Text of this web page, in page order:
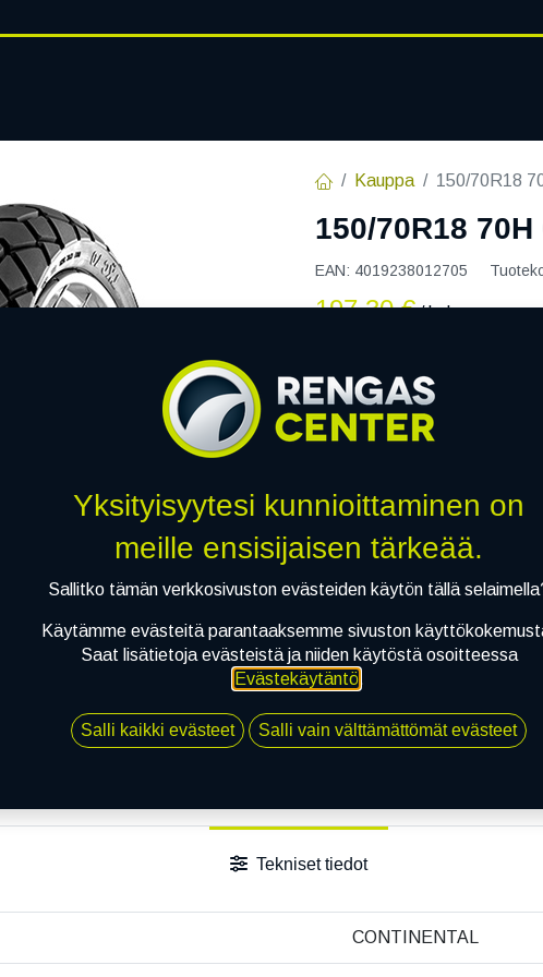
Kauppa 150/70R18
150/70R18 70H
EAN: 4019238012705
197,30€ / kpl
Toimittajilla (ulkomaa):
Toimitusaika:
Vertaa Lisää
Tekniset tiedot
CONTINENTAL
Yksityisyytesi kunnioittaminen on
meille ensisijaisen tärkeää.
Sallitko tämän verkkosivuston evästeiden käytön tällä
Käytämme evästeitä parantaaksemme sivuston
Saat lisätietoja evästeistä ja niiden käytöstä osoitteessa
Evästekäytäntö.
Salli kaikki evästeet Salli vain välttämättömät evästeet